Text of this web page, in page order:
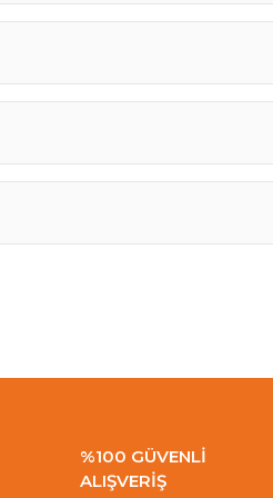
%100 GÜVENLİ
ALIŞVERİŞ